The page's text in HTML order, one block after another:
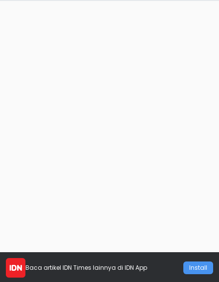
Baca artikel IDN Times lainnya di IDN App Install